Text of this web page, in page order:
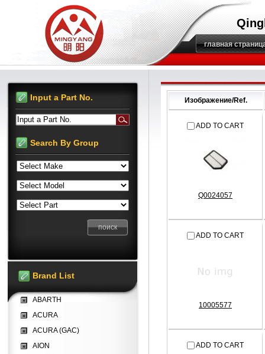
главная
Изображение/Ref.
ADD TO CART
Q0024057
ADD TO CART
10005577
ADD TO CART
Input a Part No.
Input a Part No.
Search By Group
Brand List
ABARTH
ACURA
ACURA (GAC)
AION